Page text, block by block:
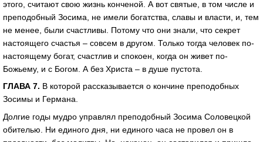
этого, считают свою жизнь конченой. А вот святые, в том числе и
преподобный Зосима, не имели богатства, славы и власти, и, тем
не менее, были счастливы. Потому что они знали, что секрет
настоящего счастья – совсем в другом. Только тогда человек по-
настоящему богат, счастлив и спокоен, когда он живет по-
Божьему, и с Богом. А без Христа – в душе пустота.
ГЛАВА 7. В которой рассказывается о кончине преподобных
Зосимы и Германа.
Долгие годы мудро управлял преподобный Зосима Соловецкой
обителью. Ни единого дня, ни единого часа не провел он в